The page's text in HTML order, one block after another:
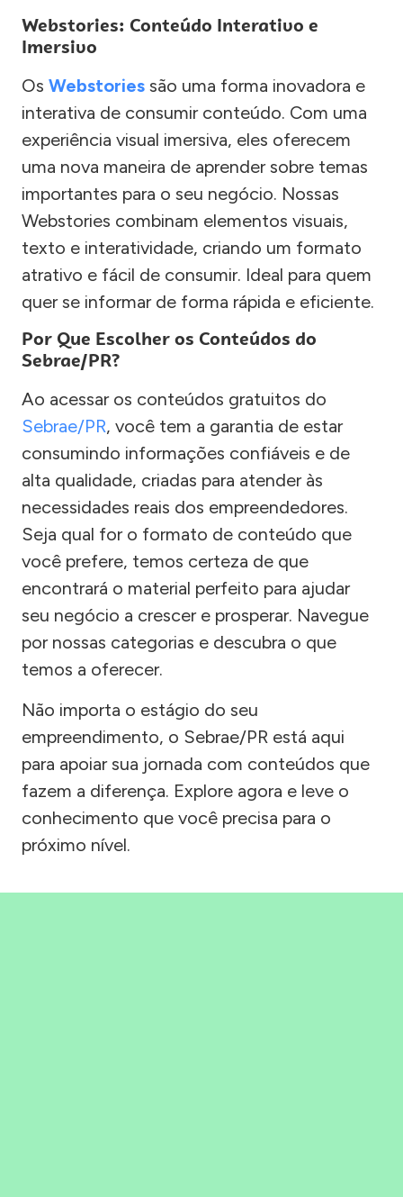
Webstories: Conteúdo Interativo e
Imersivo
Os Webstories são uma forma inovadora e
interativa de consumir conteúdo. Com uma
experiência visual imersiva, eles oferecem
uma nova maneira de aprender sobre temas
importantes para o seu negócio. Nossas
Webstories combinam elementos visuais,
texto e interatividade, criando um formato
atrativo e fácil de consumir. Ideal para quem
quer se informar de forma rápida e eficiente.
Por Que Escolher os Conteúdos do
Sebrae/PR?
Ao acessar os conteúdos gratuitos do
Sebrae/PR, você tem a garantia de estar
consumindo informações confiáveis e de
alta qualidade, criadas para atender às
necessidades reais dos empreendedores.
Seja qual for o formato de conteúdo que
você prefere, temos certeza de que
encontrará o material perfeito para ajudar
seu negócio a crescer e prosperar. Navegue
por nossas categorias e descubra o que
temos a oferecer.
Não importa o estágio do seu
empreendimento, o Sebrae/PR está aqui
para apoiar sua jornada com conteúdos que
fazem a diferença. Explore agora e leve o
conhecimento que você precisa para o
próximo nível.